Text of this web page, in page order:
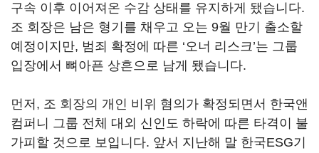
구속 이후 이어져온 수감 상태를 유지하게 됐습니다.
조 회장은 남은 형기를 채우고 오는 9월 만기 출소할
예정이지만, 범죄 확정에 따른 ‘오너 리스크’는 그룹
입장에서 뼈아픈 상흔으로 남게 됐습니다.
먼저 , 조 회장의 개인 비위 혐의가 확정되면서 한국앤
컴퍼니 그룹 전체 대외 신인도 하락에 따른 타격이 불
가피할 것으로 보입니다. 앞서 지난해 말 한국ESG기